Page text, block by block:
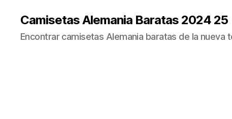
Camisetas Alemania Baratas 2024 25
Encontrar camisetas Alemania baratas de la nueva